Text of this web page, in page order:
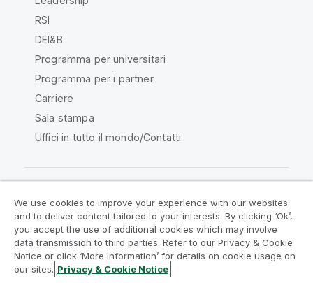
RSI
DEI&B
Programma per universitari
Programma per i partner
Carriere
Sala stampa
Uffici in tutto il mondo/Contatti
Qlik Community
Contratti
Termini del prodotto
Legal Policies
Note Legali
We use cookies to improve your experience with our websites
and to deliver content tailored to your interests. By clicking ‘Ok’,
you accept the use of additional cookies which may involve
data transmission to third parties. Refer to our Privacy & Cookie
Notice or click ‘More Information’ for details on cookie usage on
our sites. Privacy & Cookie Notice